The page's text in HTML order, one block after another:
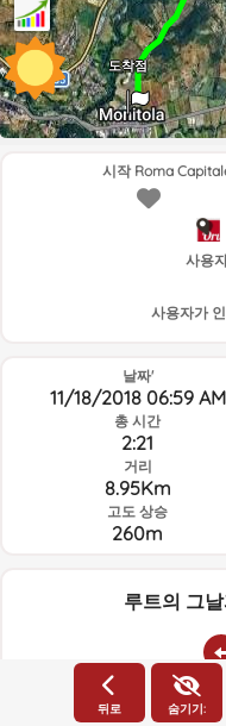
도착점
시작 Roma
사용
사용자가
날짜'
11/18/2018 06:59 AM
총 시간
2:21
거리
8.95Km
고도 상승
260m
루트의 그
온도 비 평
뒤로 숨기기: